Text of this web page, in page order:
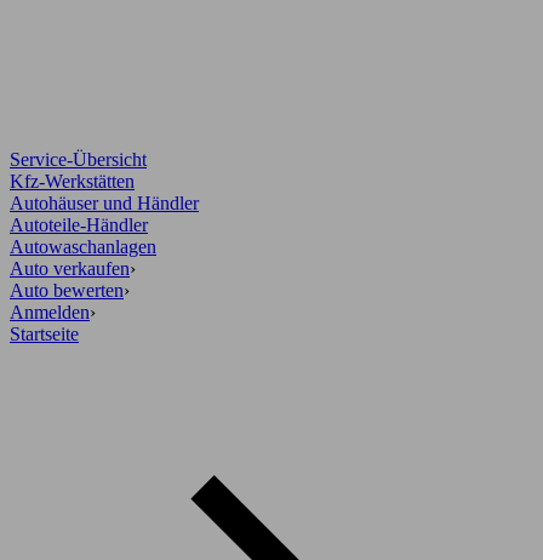
Service-Übersicht
Kfz-Werkstätten
Autohäuser und Händler
Autoteile-Händler
Autowaschanlagen
Auto verkaufen›
Auto bewerten›
Anmelden›
Startseite